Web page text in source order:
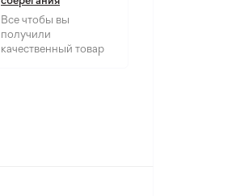
Все чтобы вы
получили
качественный товар